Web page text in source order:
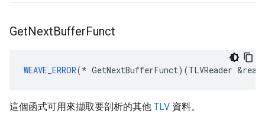
GetNextBufferFunct
WEAVE_ERROR(* GetNextBufferFunct)(TLVReader &
這個函式可用來擷取要剖析的其他 TLV 資料。